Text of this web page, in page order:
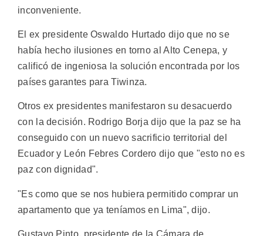
inconveniente.
El ex presidente Oswaldo Hurtado dijo que no se
había hecho ilusiones en torno al Alto Cenepa, y
calificó de ingeniosa la solución encontrada por los
países garantes para Tiwinza.
Otros ex presidentes manifestaron su desacuerdo
con la decisión. Rodrigo Borja dijo que la paz se ha
conseguido con un nuevo sacrificio territorial del
Ecuador y León Febres Cordero dijo que "esto no es
paz con dignidad".
"Es como que se nos hubiera permitido comprar un
apartamento que ya teníamos en Lima", dijo.
Gustavo Pinto, presidente de la Cámara de